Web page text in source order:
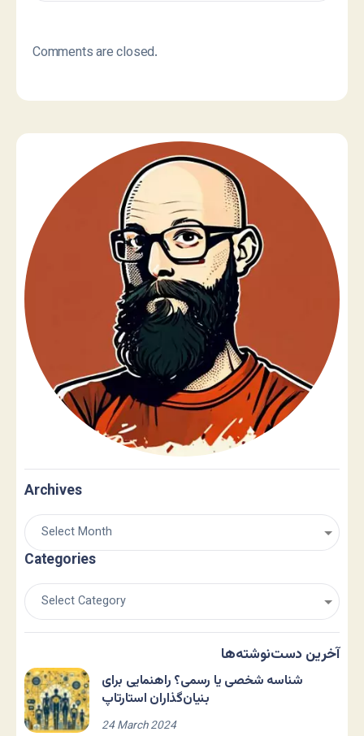
Comments are closed.
Archives
Categories
آخرین دست‌نوشته‌ها
شناسه شخصی یا رسمی؟ راهنمایی برای
بنیان‌گذاران استارتاپ
24 March 2024